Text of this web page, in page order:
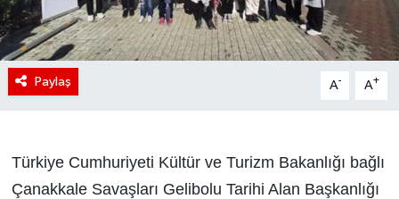
Paylaş A- A+
Türkiye Cumhuriyeti Kültür ve Turizm Bakanlığı bağlı
Çanakkale Savaşları Gelibolu Tarihi Alan Başkanlığı